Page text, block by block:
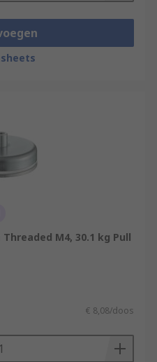
Threaded M4, 30.1 kg Pull
€ 8,08/doos